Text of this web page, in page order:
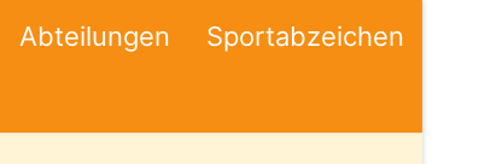
Abteilungen Sportabzeichen